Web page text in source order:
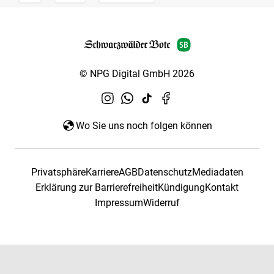
© NPG Digital GmbH 2026
Wo Sie uns noch folgen können
PrivatsphäreKarriereAGBDatenschutzMediadaten
Erklärung zur BarrierefreiheitKündigungKontakt
ImpressumWiderruf